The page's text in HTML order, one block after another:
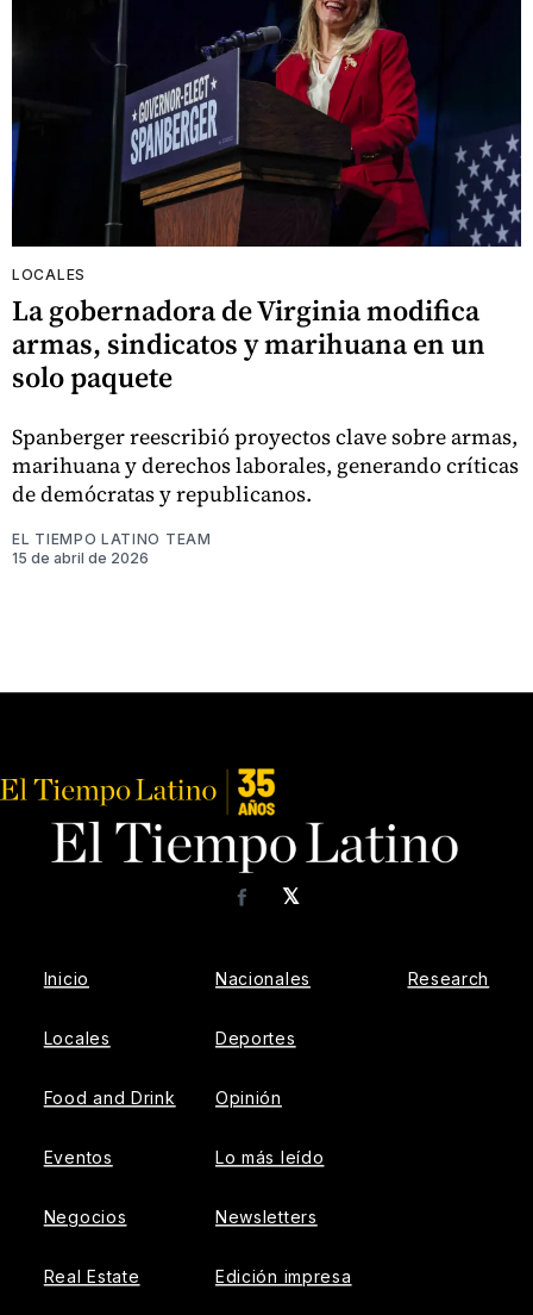
LOCALES
La gobernadora de Virginia modifica
armas, sindicatos y marihuana en un
solo paquete
Spanberger reescribió proyectos clave sobre armas,
marihuana y derechos laborales, generando críticas
de demócratas y republicanos.
EL TIEMPO LATINO TEAM
15 de abril de 2026
𝕏
Facebook
Inicio
Locales
Food and Drink
Eventos
Negocios
Real Estate
Nacionales
Deportes
Opinión
Lo más leído
Newsletters
Edición impresa
Research